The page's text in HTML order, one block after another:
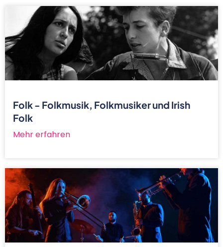
Folk - Folkmusik, Folkmusiker und Irish
Folk
Mehr erfahren